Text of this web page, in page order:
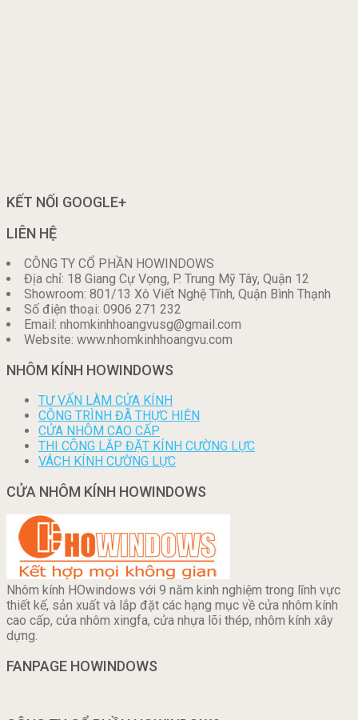
KẾT NỐI GOOGLE+
LIÊN HỆ
CÔNG TY CỔ PHẦN HOWINDOWS
Địa chỉ: 18 Giang Cự Vọng, P. Trung Mỹ Tây, Quận 12
Showroom: 801/13 Xô Viết Nghệ Tĩnh, Quận Bình Thạnh
Số điện thoại: 0906 271 232
Email: nhomkinhhoangvusg@gmail.com
Website: www.nhomkinhhoangvu.com
NHÔM KÍNH HOWINDOWS
TƯ VẤN LÀM CỬA KÍNH
CÔNG TRÌNH ĐÃ THỰC HIỆN
CỬA NHÔM CAO CẤP
THI CÔNG LẮP ĐẶT KÍNH CƯỜNG LỰC
VÁCH KÍNH CƯỜNG LỰC
CỬA NHÔM KÍNH HOWINDOWS
Nhôm kính HOwindows với 9 năm kinh nghiệm trong lĩnh vực
thiết kế, sản xuất và lắp đặt các hạng mục về cửa nhôm kính
cao cấp, cửa nhôm xingfa, cửa nhựa lõi thép, nhôm kính xây
dựng.
FANPAGE HOWINDOWS